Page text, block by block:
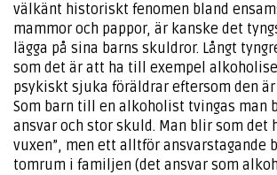
välkänt historiskt fenomen bland
mammor och pappor, är kanske det
lägga på sina barns skuldror. Långt
som det är att ha till exempel
psykiskt sjuka föräldrar eftersom den är
Som barn till en alkoholist tvingas man
ansvar och stor skuld. Man blir som det
vuxen”, men ett alltför ansvarstagande
tomrum i familjen (det ansvar som